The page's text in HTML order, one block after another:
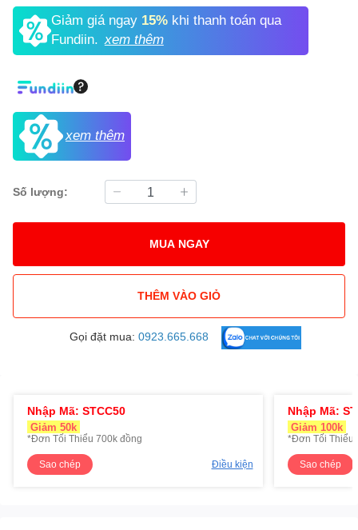
Giảm giá ngay 15%khi thanh toán qua
Fundiin. xem thêm
xem thêm
Số lượng:
MUA NGAY
THÊM VÀO GIỎ
Gọi đặt mua: 0923.665.668
Nhập Mã: STCC50
Giảm 50k
*Đơn Tối Thiểu 700k đồng
Sao chép Điều kiện
Nhập Mã:
Giảm 100k
*Đơn Tối Thiểu
Sao chép